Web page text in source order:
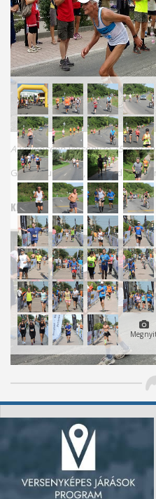
A legidősebb versenyző 75
Gratulálunk neki, és minden
KÉPEK